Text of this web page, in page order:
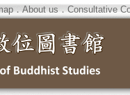
．About us．Consultative